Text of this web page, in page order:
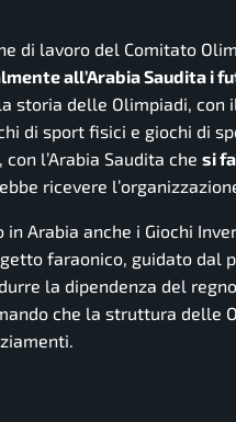
di lavoro del Comitato
all’Arabia Saudita i
storia delle Olimpiadi,
di sport fisici e giochi di
l’Arabia Saudita che si
ricevere
Arabia anche i Giochi
faraonico, guidato dal
la dipendenza del
che la struttura delle